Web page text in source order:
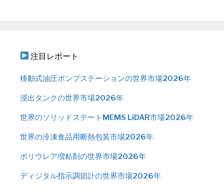
注目レポート
移動式油圧ポンプステーションの世界市場2026年
浸出タンクの世界市場2026年
世界のソリッドステートMEMS LiDAR市場2026年
世界の冷凍食品用断熱包装市場2026年
ポリウレア増粘剤の世界市場2026年
ディジタル指示調節計の世界市場2026年